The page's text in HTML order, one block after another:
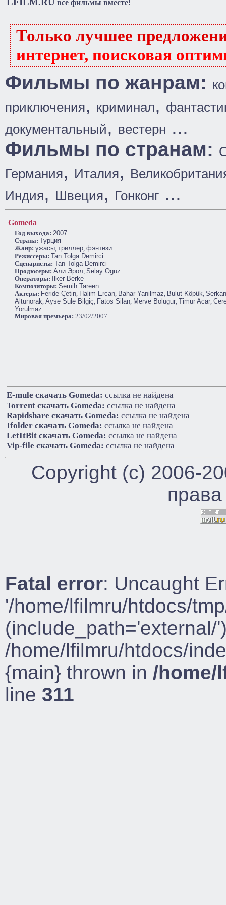
все фильмы вместе!
Только лучшее
интернет, поисковая
Фильмы по жанрам:
приключения, криминал,
документальный, вестерн ...
Фильмы по странам:
Германия, Италия,
Индия, Швеция, Гонконг ...
Gomeda
Год выхода: 2007
Cтрана:
Турция
Жанр: ужасы, триллер, фэнтези
Режиссеры:
Tan Tolga Demirci
Сценаристы:
Tan Tolga Demirci
Продюсеры: Али Эрол, Selay Oguz
Операторы:
Ilker Berke
Композиторы: Semih Tareen
Актеры: Feride Çetin, Halim Ercan, Bahar Yanilmaz, Bulut Köpük, Serkan
Altunorak, Ayse Sule Bilgiç, Fatos Silan, Merve Bolugur, Timur Acar,
Yorulmaz
Мировая премьера: 23/02/2007
E-mule cкачать Gomeda: ссылка не найдена
Torrent cкачать Gomeda: ссылка не найдена
Rapidshare cкачать Gomeda: ссылка не найдена
Ifolder cкачать Gomeda: ссылка не найдена
LetItBit cкачать Gomeda: ссылка не найдена
Vip-file cкачать Gomeda: ссылка не найдена
Copyright (c) 2006-
Fatal error: Uncaught
'/home/lfilmru/htdocs/
(include_path='external/
/home/lfilmru/htdocs/
{main} thrown in /home/
line 311